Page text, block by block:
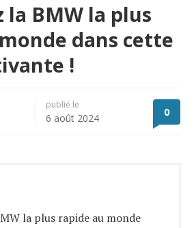
la BMW la plus
dans cette
!
publié le
6 août 2024 0
la plus rapide au monde